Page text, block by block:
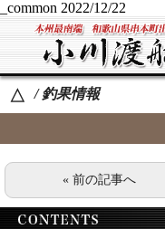
_common 2022/12/22
△ / 釣果情報
« 前の記事へ